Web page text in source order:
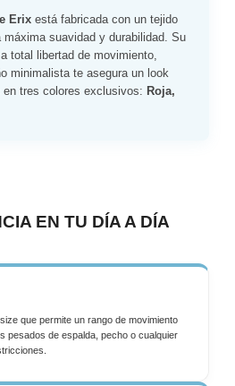
Erix está fabricada con un tejido
máxima suavidad y durabilidad. Su
total libertad de movimiento,
minimalista te asegura un look
en tres colores exclusivos: Roja,
EN TU DÍA A DÍA
que permite un rango de movimiento
pesados de espalda, pecho o cualquier